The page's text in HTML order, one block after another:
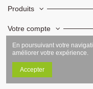
Produits
Votre compte
Informations
En poursuivant votre
améliorer votre expérience.
Accepter